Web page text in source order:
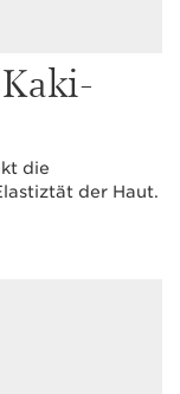
die
der Haut.